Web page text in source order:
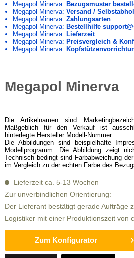
Megapol Minerva: Bezugsmuster
Megapol Minerva: Versand /
Megapol Minerva: Zahlungsarten
Megapol Minerva: Bestellhilfe
Megapol Minerva: Lieferzeit
Megapol Minerva: Preisvergleich &
Megapol Minerva:
Megapol Minerva
Die Artikelnamen sind
Maßgeblich für den Verkauf ist
hinterlegte Hersteller Modell-Nummer.
Die Abbildungen sind beispielhafte
Modellprogramm. Die Abbildung zeigt
Technisch bedingt sind Farbabweichung
im Vergleich zu der echten Farbe des
Lieferzeit ca. 5-13 Wochen
Zur unverbindlichen Orientierung:
Der Lieferant bestätigt gerade Aufträge
Logistiker mit einer Produktionszeit von
Zum Konfigurator